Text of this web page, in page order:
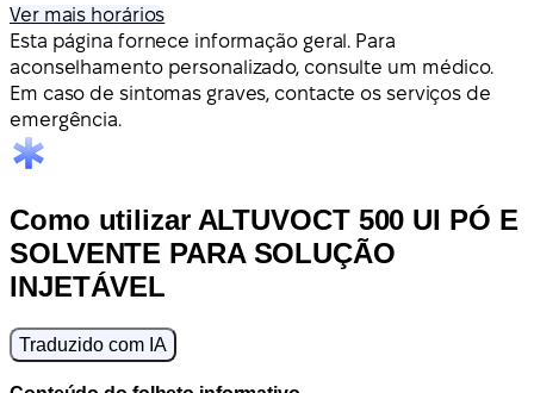
Ver mais horários
Esta página fornece informação geral. Para
aconselhamento personalizado, consulte um médico.
Em caso de sintomas graves, contacte os serviços de
emergência.
Como utilizar ALTUVOCT 500 UI PÓ E
SOLVENTE PARA SOLUÇÃO
INJETÁVEL
Traduzido com IA